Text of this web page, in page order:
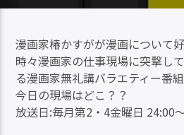
漫画家椿かすがが漫画について好
時々漫画家の仕事現場に突撃し
る漫画家無礼講バラエティー番組
今日の現場はどこ？？
放送日:毎月第2・4金曜日 24:00